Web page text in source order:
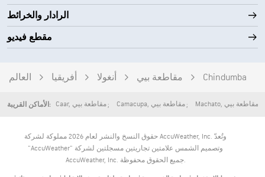
الرادار والخرائط
مقطع فيديو
العالم أفريقيا أنغولا مقاطعة بيي Chindumba
الأماكن القريبة: Caar, مقاطعة بيي Camacupa, مقاطعة بيي Machato, مقاطعة بيي
حقوق النسخ والنشر لعام 2026 مملوكة لشركة AccuWeather, Inc. وتُعدّ
"AccuWeather" وتصميم الشمس علامتين تجاريتين مسجلتين لشركة
AccuWeather, Inc. جميع الحقوق محفوظة.